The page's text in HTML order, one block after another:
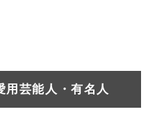
用芸能人・有名人